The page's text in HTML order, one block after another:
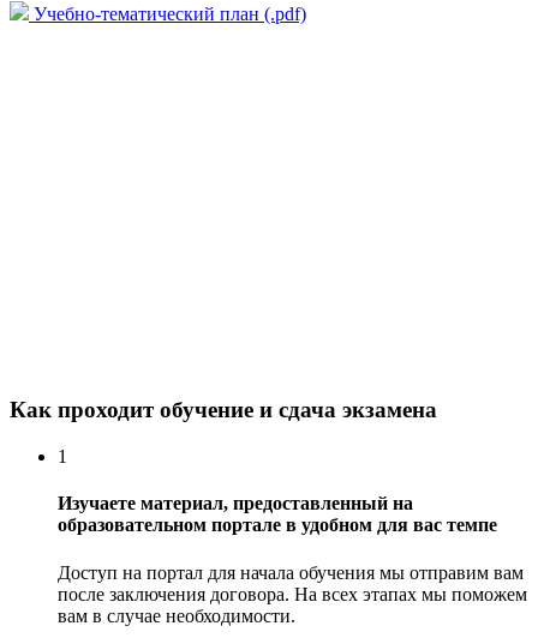
Учебно-тематический план (.pdf)
Как проходит обучение и сдача экзамена
1
Изучаете материал, предоставленный на
образовательном портале в удобном для вас темпе
Доступ на портал для начала обучения мы отправим вам
после заключения договора. На всех этапах мы поможем
вам в случае необходимости.